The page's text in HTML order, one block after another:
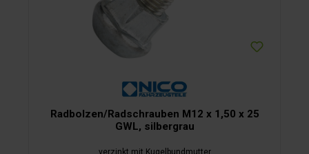
Radbolzen/Radschrauben M12 x 1,50 x 25
GWL, silbergrau